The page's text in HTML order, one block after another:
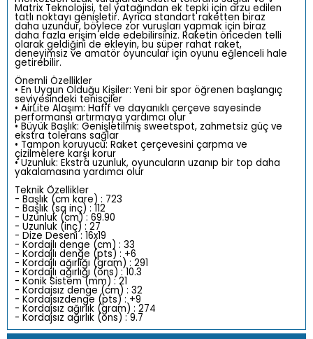
Matrix Teknolojisi, tel yatağından ek tepki için arzu edilen
tatlı noktayı genişletir. Ayrıca standart raketten biraz
daha uzundur, böylece zor vuruşları yapmak için biraz
daha fazla erişim elde edebilirsiniz. Raketin önceden telli
olarak geldiğini de ekleyin, bu süper rahat raket,
deneyimsiz ve amatör oyuncular için oyunu eğlenceli hale
getirebilir.
Önemli Özellikler
• En Uygun Olduğu Kişiler: Yeni bir spor öğrenen başlangıç
seviyesindeki tenisçiler
• AirLite Alaşım: Hafif ve dayanıklı çerçeve sayesinde
performansı artırmaya yardımcı olur
• Büyük Başlık: Genişletilmiş sweetspot, zahmetsiz güç ve
ekstra tolerans sağlar
• Tampon koruyucu: Raket çerçevesini çarpma ve
çizilmelere karşı korur
• Uzunluk: Ekstra uzunluk, oyuncuların uzanıp bir top daha
yakalamasına yardımcı olur
Teknik Özellikler
- Başlık (cm kare) : 723
- Başlık (sq inç) : 112
- Uzunluk (cm) : 69.90
- Uzunluk (inç) : 27
- Dize Deseni : 16x19
- Kordajlı denge (cm) : 33
- Kordajlı denge (pts) : +6
- Kordajlı ağırlığı (gram) : 291
- Kordajlı ağırlığı (ons) : 10.3
- Konik Sistem (mm) : 21
- Kordajsız denge (cm) : 32
- Kordajsızdenge (pts) : +9
- Kordajsız ağırlık (gram) : 274
- Kordajsız ağırlık (ons) : 9.7